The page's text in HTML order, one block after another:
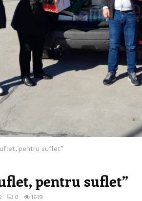
pentru suflet”
pentru suflet”
0 1619